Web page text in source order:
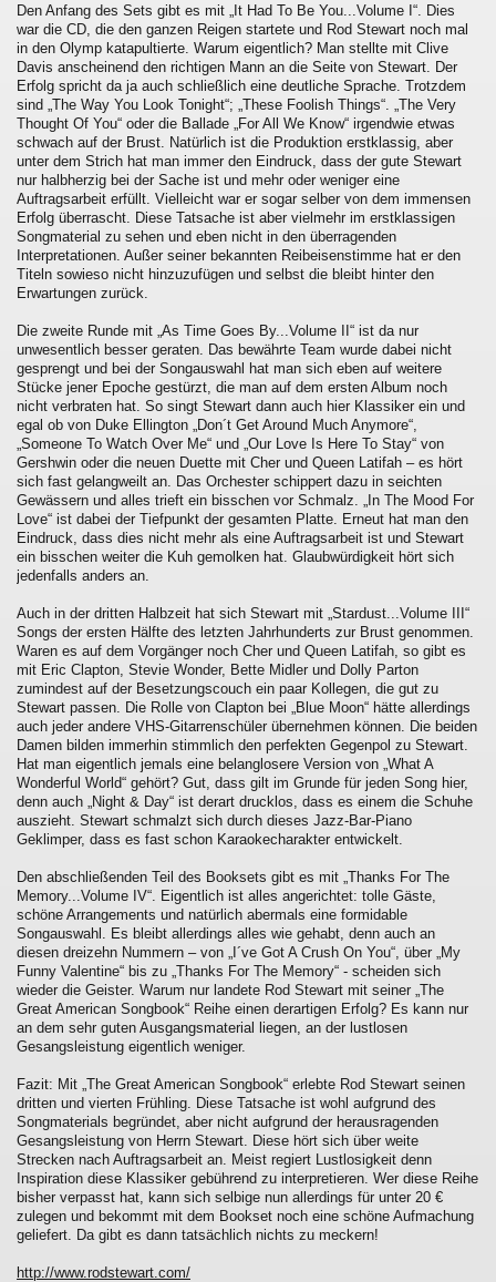
Den Anfang des Sets gibt es mit „It Had To Be You...Volume I“. Dies
war die CD, die den ganzen Reigen startete und Rod Stewart noch mal
in den Olymp katapultierte. Warum eigentlich? Man stellte mit Clive
Davis anscheinend den richtigen Mann an die Seite von Stewart. Der
Erfolg spricht da ja auch schließlich eine deutliche Sprache. Trotzdem
sind „The Way You Look Tonight“; „These Foolish Things“. „The Very
Thought Of You“ oder die Ballade „For All We Know“ irgendwie etwas
schwach auf der Brust. Natürlich ist die Produktion erstklassig, aber
unter dem Strich hat man immer den Eindruck, dass der gute Stewart
nur halbherzig bei der Sache ist und mehr oder weniger eine
Auftragsarbeit erfüllt. Vielleicht war er sogar selber von dem immensen
Erfolg überrascht. Diese Tatsache ist aber vielmehr im erstklassigen
Songmaterial zu sehen und eben nicht in den überragenden
Interpretationen. Außer seiner bekannten Reibeisenstimme hat er den
Titeln sowieso nicht hinzuzufügen und selbst die bleibt hinter den
Erwartungen zurück.
Die zweite Runde mit „As Time Goes By...Volume II“ ist da nur
unwesentlich besser geraten. Das bewährte Team wurde dabei nicht
gesprengt und bei der Songauswahl hat man sich eben auf weitere
Stücke jener Epoche gestürzt, die man auf dem ersten Album noch
nicht verbraten hat. So singt Stewart dann auch hier Klassiker ein und
egal ob von Duke Ellington „Don´t Get Around Much Anymore“,
„Someone To Watch Over Me“ und „Our Love Is Here To Stay“ von
Gershwin oder die neuen Duette mit Cher und Queen Latifah – es hört
sich fast gelangweilt an. Das Orchester schippert dazu in seichten
Gewässern und alles trieft ein bisschen vor Schmalz. „In The Mood For
Love“ ist dabei der Tiefpunkt der gesamten Platte. Erneut hat man den
Eindruck, dass dies nicht mehr als eine Auftragsarbeit ist und Stewart
ein bisschen weiter die Kuh gemolken hat. Glaubwürdigkeit hört sich
jedenfalls anders an.
Auch in der dritten Halbzeit hat sich Stewart mit „Stardust...Volume III“
Songs der ersten Hälfte des letzten Jahrhunderts zur Brust genommen.
Waren es auf dem Vorgänger noch Cher und Queen Latifah, so gibt es
mit Eric Clapton, Stevie Wonder, Bette Midler und Dolly Parton
zumindest auf der Besetzungscouch ein paar Kollegen, die gut zu
Stewart passen. Die Rolle von Clapton bei „Blue Moon“ hätte allerdings
auch jeder andere VHS-Gitarrenschüler übernehmen können. Die beiden
Damen bilden immerhin stimmlich den perfekten Gegenpol zu Stewart.
Hat man eigentlich jemals eine belanglosere Version von „What A
Wonderful World“ gehört? Gut, dass gilt im Grunde für jeden Song hier,
denn auch „Night & Day“ ist derart drucklos, dass es einem die Schuhe
auszieht. Stewart schmalzt sich durch dieses Jazz-Bar-Piano
Geklimper, dass es fast schon Karaokecharakter entwickelt.
Den abschließenden Teil des Booksets gibt es mit „Thanks For The
Memory...Volume IV“. Eigentlich ist alles angerichtet: tolle Gäste,
schöne Arrangements und natürlich abermals eine formidable
Songauswahl. Es bleibt allerdings alles wie gehabt, denn auch an
diesen dreizehn Nummern – von „I´ve Got A Crush On You“, über „My
Funny Valentine“ bis zu „Thanks For The Memory“ - scheiden sich
wieder die Geister. Warum nur landete Rod Stewart mit seiner „The
Great American Songbook“ Reihe einen derartigen Erfolg? Es kann nur
an dem sehr guten Ausgangsmaterial liegen, an der lustlosen
Gesangsleistung eigentlich weniger.
Fazit: Mit „The Great American Songbook“ erlebte Rod Stewart seinen
dritten und vierten Frühling. Diese Tatsache ist wohl aufgrund des
Songmaterials begründet, aber nicht aufgrund der herausragenden
Gesangsleistung von Herrn Stewart. Diese hört sich über weite
Strecken nach Auftragsarbeit an. Meist regiert Lustlosigkeit denn
Inspiration diese Klassiker gebührend zu interpretieren. Wer diese Reihe
bisher verpasst hat, kann sich selbige nun allerdings für unter 20 €
zulegen und bekommt mit dem Bookset noch eine schöne Aufmachung
geliefert. Da gibt es dann tatsächlich nichts zu meckern!
http://www.rodstewart.com/